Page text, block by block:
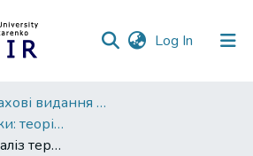
Log In (current)
Наукові фахові видання СумДПУ
Педагогічні науки: теорія, історія, інноваційні технології
Теоретичний аналіз терміну «готовність» до шкільного навчання дітей старшого дошкільного віку